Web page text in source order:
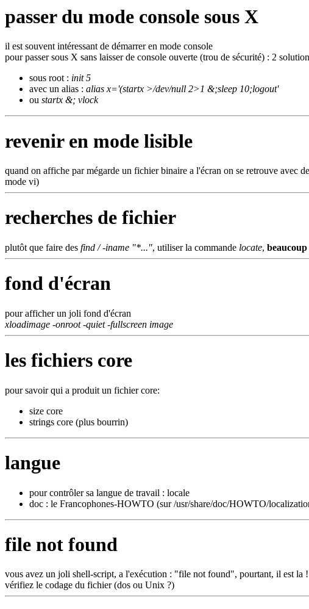
passer du mode console sous X
il est souvent intéressant de démarrer en mode console
pour passer sous X sans laisser de console ouverte (trou de sécurité) : 2
sous root : init 5
avec un alias : alias x='(startx >/dev/null 2>1 &;sleep 10;logout'
ou startx &; vlock
revenir en mode lisible
quand on affiche par mégarde un fichier binaire a l'écran on se retrouve
mode vi)
recherches de fichier
plutôt que faire des find / -iname "*...", utiliser la commande locate, beaucoup
fond d'écran
pour afficher un joli fond d'écran
xloadimage -onroot -quiet -fullscreen image
les fichiers core
pour savoir qui a produit un fichier core:
size core
strings core (plus bourrin)
langue
pour contrôler sa langue de travail : locale
doc : le Francophones-HOWTO (sur /usr/share/doc/HOWTO/
file not found
vous avez un joli shell-script, a l'exécution : "file not found", pourtant, il est la
vérifiez le codage du fichier (dos ou Unix ?)